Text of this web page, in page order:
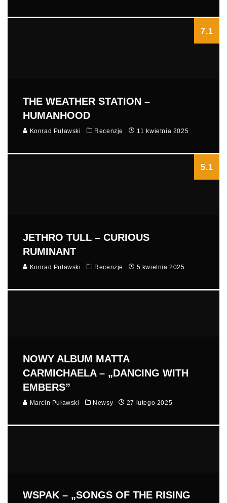
7.1
THE WEATHER STATION –
HUMANHOOD
Konrad Puławski Recenzje 11 kwietnia 2025
5.1
JETHRO TULL – CURIOUS
RUMINANT
Konrad Puławski Recenzje 5 kwietnia 2025
NOWY ALBUM MATTA
CARMICHAELA – „DANCING WITH
EMBERS”
Marcin Puławski Newsy 27 lutego 2025
WSPAK – „SONGS OF THE RISING